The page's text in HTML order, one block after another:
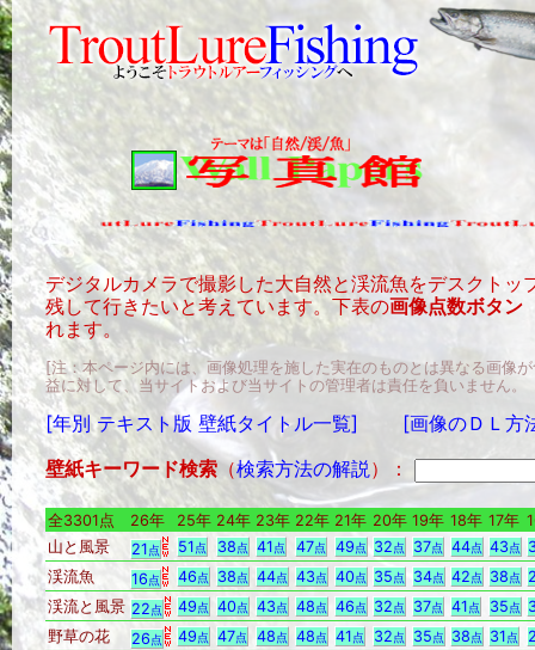
デジタルカメラで撮影した大自然と渓流魚をデスクト
残して行きたいと考えています。下表の画像点数ボタン
れます。
[注：本ページ内には、画像処理を施した実在のものとは異なる画像
益に対して、当サイトおよび当サイトの管理者は責任を負い
[年別 テキスト版 壁紙タイトル一覧]
[画像のＤＬ方
壁紙キーワード検索 （検索方法の解説）：
全3301点 26年 25年 24年 23年 22年 21年 20年 19年 18年 17年
山と風景
21点 51点 38点 41点 47点 49点 32点 37点 44点 43点
渓流魚
16点 46点 38点 44点 43点 40点 35点 34点 42点 38点
渓流と風景 22点 49点 40点 43点 48点 46点 32点 37点 41点 35点
野草の花
26点 49点 47点 48点 48点 41点 32点 35点 38点 31点